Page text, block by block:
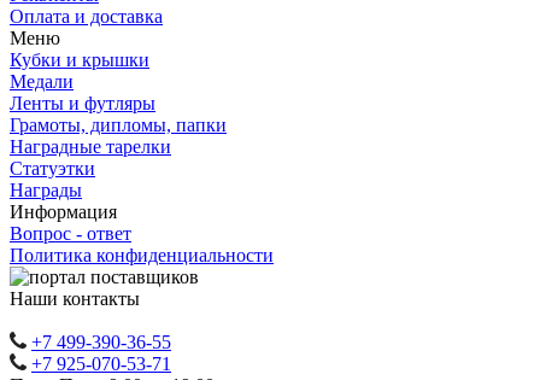
Оплата и доставка
Меню
Кубки и крышки
Медали
Ленты и футляры
Грамоты, дипломы, папки
Наградные тарелки
Статуэтки
Награды
Информация
Вопрос - ответ
Политика конфиденциальности
Наши контакты
+7 499-390-36-55
+7 925-070-53-71